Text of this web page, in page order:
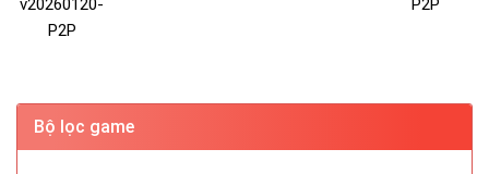
v20260120-
P2P
P2P
Bộ lọc game